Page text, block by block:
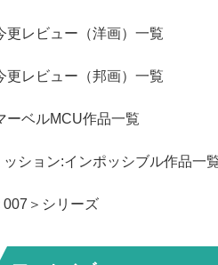
更レビュー（洋画）一覧
更レビュー（邦画）一覧
ーベルMCU作品一覧
ッション:インポッシブル作品一
007＞シリーズ